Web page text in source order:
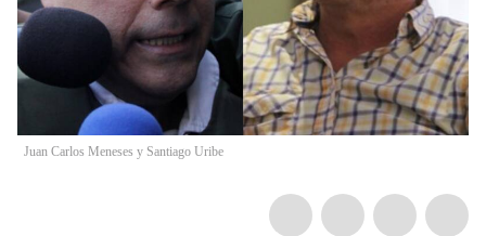
Juan Carlos Meneses y Santiago Uribe